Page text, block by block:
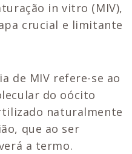
in vitro (MIV),
crucial e limitante
de MIV refere-se ao
do oócito
naturalmente
que ao ser
a termo.